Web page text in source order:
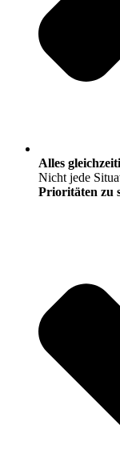
Alles
Nicht jede
Prioritäten zu